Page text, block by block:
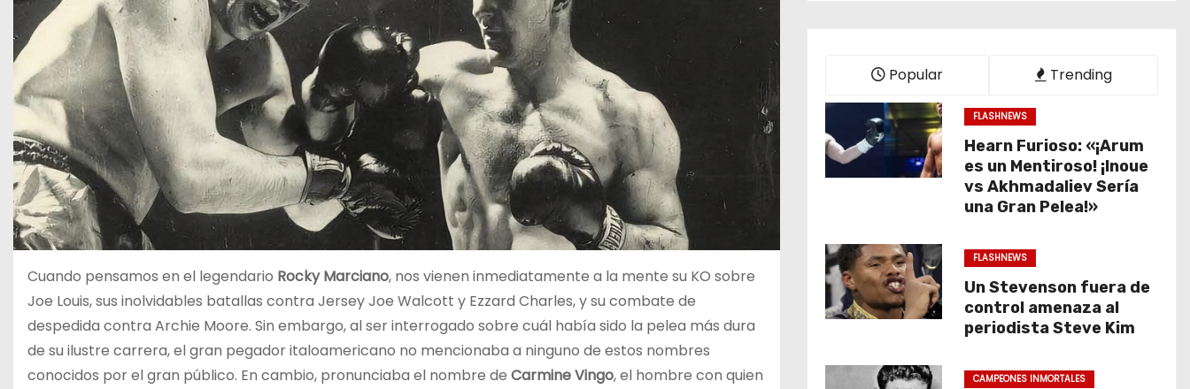
Cuando pensamos en el legendario Rocky Marciano, nos vienen inmediatamente a la mente su KO sobre
Joe Louis, sus inolvidables batallas contra Jersey Joe Walcott y Ezzard Charles, y su combate de
despedida contra Archie Moore. Sin embargo, al ser interrogado sobre cuál había sido la pelea más dura
de su ilustre carrera, el gran pegador italoamericano no mencionaba a ninguno de estos nombres
conocidos por el gran público. En cambio, pronunciaba el nombre de Carmine Vingo, el hombre con quien
Popular Trending
FLASHNEWS
Hearn Furioso: «¡Arum
es un Mentiroso! ¡Inoue
vs Akhmadaliev Sería
una Gran Pelea!»
FLASHNEWS
Un Stevenson fuera de
control amenaza al
periodista Steve Kim
CAMPEONES INMORTALES